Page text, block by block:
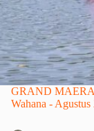
GRAND
Wahana - Agustus